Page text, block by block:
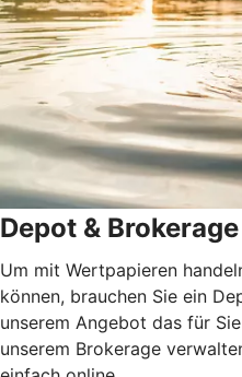
Depot & Brokerage
Um mit Wertpapieren
können, brauchen Sie ein
unserem Angebot das für
unserem Brokerage